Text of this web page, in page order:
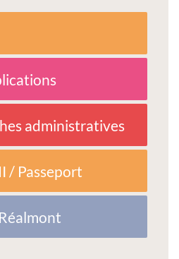
administratives
/ Passeport